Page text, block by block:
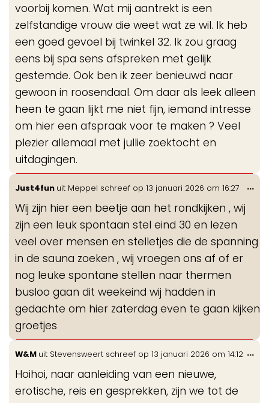
voorbij komen. Wat mij aantrekt is een
zelfstandige vrouw die weet wat ze wil. Ik heb
een goed gevoel bij twinkel 32. Ik zou graag
eens bij spa sens afspreken met gelijk
gestemde. Ook ben ik zeer benieuwd naar
gewoon in roosendaal. Om daar als leek alleen
heen te gaan lijkt me niet fijn, iemand intresse
om hier een afspraak voor te maken ? Veel
plezier allemaal met jullie zoektocht en
uitdagingen.
Just4fun uit Meppel schreef op 13 januari 2026 om 16:27
Wij zijn hier een beetje aan het rondkijken , wij
zijn een leuk spontaan stel eind 30 en lezen
veel over mensen en stelletjes die de spanning
in de sauna zoeken , wij vroegen ons af of er
nog leuke spontane stellen naar thermen
busloo gaan dit weekeind wij hadden in
gedachte om hier zaterdag even te gaan kijken
groetjes
...
W&M uit Stevensweert schreef op 13 januari 2026 om 14:12
Hoihoi, naar aanleiding van een nieuwe,
erotische, reis en gesprekken, zijn we tot de
...